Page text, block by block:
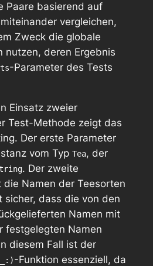
Paare basierend auf
vergleichen,
Zweck die globale
nutzen, deren Ergebnis
-Parameter des Tests
Einsatz zweier
Test-Methode zeigt das
Der erste Parameter
vom Typ Tea, der
. Der zweite
die Namen der Teesorten
sicher, dass die von den
Namen mit
festgelegten Namen
diesem Fall ist der
-Funktion essenziell, da